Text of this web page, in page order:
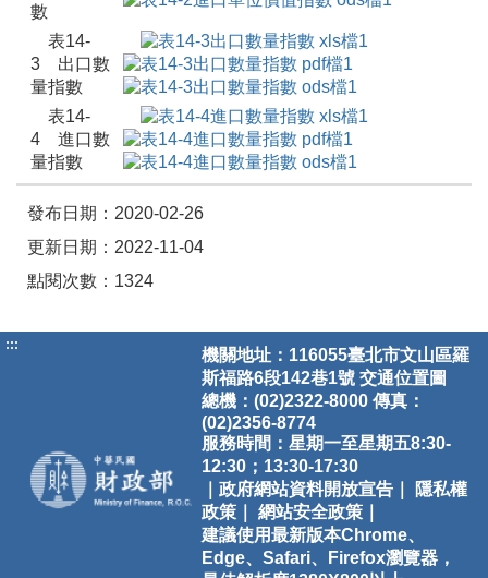
數
表14-
3 出口數
量指數
表14-
4 進口數
量指數
發布日期：2020-02-26
更新日期：2022-11-04
點閱次數：1324
:::
機關地址：116055臺北市文山區羅
斯福路6段142巷1號 交通位置圖
總機：(02)2322-8000 傳真：
(02)2356-8774
服務時間：星期一至星期五8:30-
12:30；13:30-17:30
｜政府網站資料開放宣告｜
隱私權
政策｜
網站安全政策｜
建議使用最新版本Chrome、
Edge、Safari、Firefox瀏覽器，